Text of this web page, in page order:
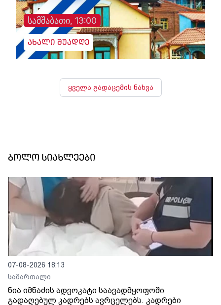
სამშაბათი, 13:00
ახალი შუადღე
ყველა გადაცემის ნახვა
ბოლო სიახლეები
07-08-2026 18:13
სამართალი
ნია იმნაძის ადვოკატი საავადმყოფოში
გადაღებულ კადრებს ავრცელებს. კადრები